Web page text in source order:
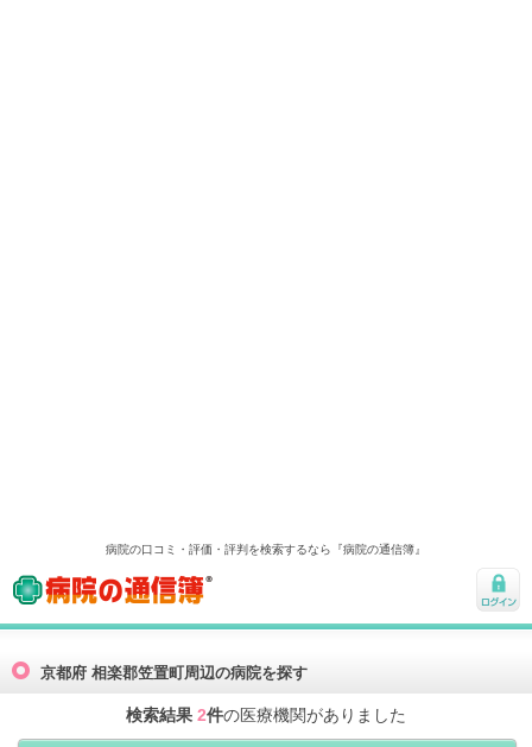
病院の口コミ・評価・評判を検索するなら『病院の通信簿』
病院の通信簿
ログ
京都府 相楽郡笠置町周辺の病院を探す
検索結果 2件の医療機関がありました